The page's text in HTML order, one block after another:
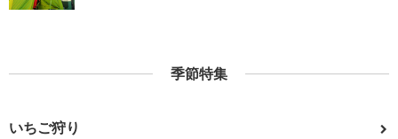
季節特集
いちご狩り